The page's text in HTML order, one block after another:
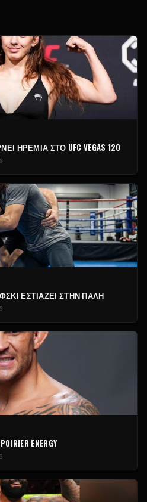
ΗΡΕΜΊΑ ΣΤΟ UFC VEGAS 120
ΕΣΤΙΆΖΕΙ ΣΤΗΝ ΠΆΛΗ
ENERGY